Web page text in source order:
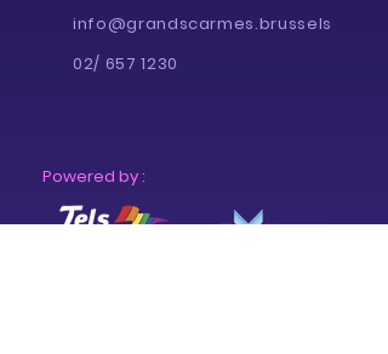
info@grandscarmes.brussels
02/ 657 1230
Powered by :